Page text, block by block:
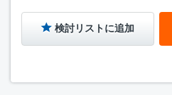
検討リストに追加